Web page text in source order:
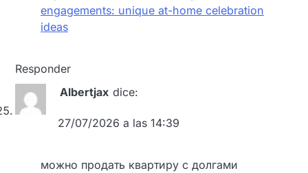
engagements: unique at-home celebration
ideas
Responder
Albertjax dice:
27/07/2026 a las 14:39
можно продать квартиру с долгами